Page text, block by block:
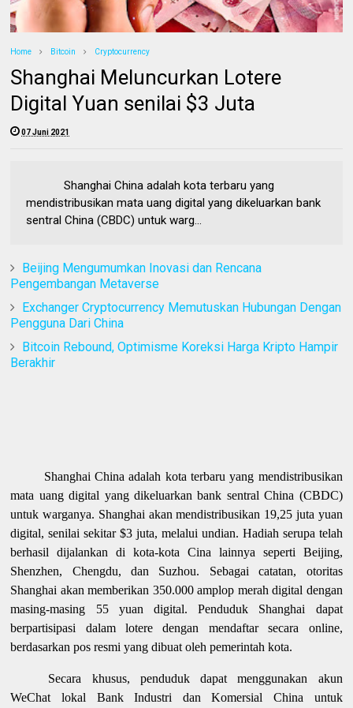
Home Bitcoin Cryptocurrency
Shanghai Meluncurkan Lotere
Digital Yuan senilai $3 Juta
07 Juni 2021
Shanghai China adalah kota terbaru yang
mendistribusikan mata uang digital yang dikeluarkan bank
sentral China (CBDC) untuk warg...
Beijing Mengumumkan Inovasi dan Rencana
Pengembangan Metaverse
Exchanger Cryptocurrency Memutuskan Hubungan Dengan
Pengguna Dari China
Bitcoin Rebound, Optimisme Koreksi Harga Kripto Hampir
Berakhir
Shanghai China adalah kota terbaru yang mendistribusikan
mata uang digital yang dikeluarkan bank sentral China (CBDC)
untuk warganya. Shanghai akan mendistribusikan 19,25 juta yuan
digital, senilai sekitar $3 juta, melalui undian. Hadiah serupa telah
berhasil dijalankan di kota-kota Cina lainnya seperti Beijing,
Shenzhen, Chengdu, dan Suzhou. Sebagai catatan, otoritas
Shanghai akan memberikan 350.000 amplop merah digital dengan
masing-masing 55 yuan digital. Penduduk Shanghai dapat
berpartisipasi dalam lotere dengan mendaftar secara online,
berdasarkan pos resmi yang dibuat oleh pemerintah kota.
Secara khusus, penduduk dapat menggunakan akun
WeChat lokal Bank Industri dan Komersial China untuk